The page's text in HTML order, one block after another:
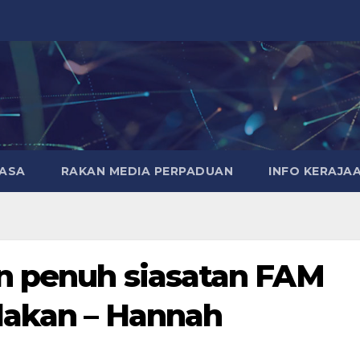
RAKAN MEDIA PERPADUAN INFO
penuh siasatan FAM
– Hannah